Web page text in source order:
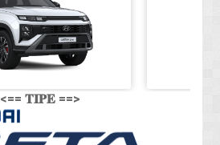
<== 𝐓𝐈𝐏𝐄 ==>